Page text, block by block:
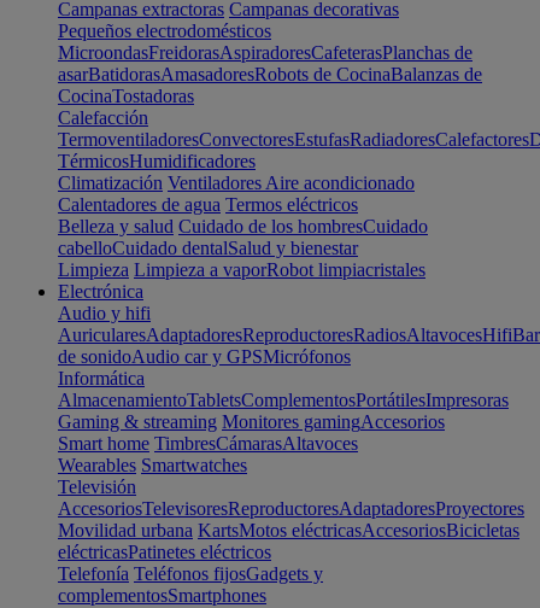
Campanas extractoras Campanas decorativas
Pequeños electrodomésticos
MicroondasFreidorasAspiradoresCafeterasPlanchas de
asarBatidorasAmasadoresRobots de CocinaBalanzas de
CocinaTostadoras
Calefacción
TermoventiladoresConvectoresEstufasRadiadoresCalefactores
TérmicosHumidificadores
Climatización Ventiladores Aire acondicionado
Calentadores de agua Termos eléctricos
Belleza y salud Cuidado de los hombresCuidado
cabelloCuidado dentalSalud y bienestar
Limpieza Limpieza a vaporRobot limpiacristales
Electrónica
Audio y hifi
AuricularesAdaptadoresReproductoresRadiosAltavocesHifi
de sonidoAudio car y GPSMicrófonos
Informática
AlmacenamientoTabletsComplementosPortátilesImpresoras
Gaming & streaming Monitores gamingAccesorios
Smart home TimbresCámarasAltavoces
Wearables Smartwatches
Televisión
AccesoriosTelevisoresReproductoresAdaptadoresProyectores
Movilidad urbana KartsMotos eléctricasAccesoriosBicicletas
eléctricasPatinetes eléctricos
Telefonía Teléfonos fijosGadgets y
complementosSmartphones